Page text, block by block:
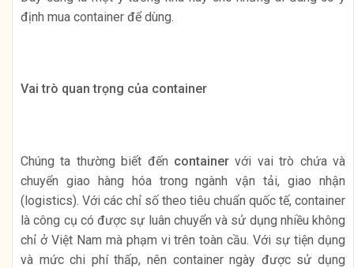
định mua container để dùng.
Vai trò quan trọng của container
Chúng ta thường biết đến container với vai trò chứa và
chuyển giao hàng hóa trong ngành vận tải, giao nhận
(logistics). Với các chỉ số theo tiêu chuẩn quốc tế, container
là công cụ có được sự luân chuyển và sử dụng nhiều không
chỉ ở Việt Nam mà phạm vi trên toàn cầu. Với sự tiện dụng
và mức chi phí thấp, nên container ngày được sử dụng